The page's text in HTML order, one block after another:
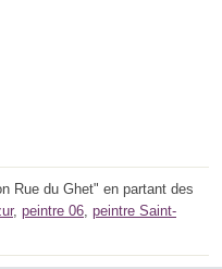
Rue du Ghet" en partant des
, peintre 06 peintre Saint-